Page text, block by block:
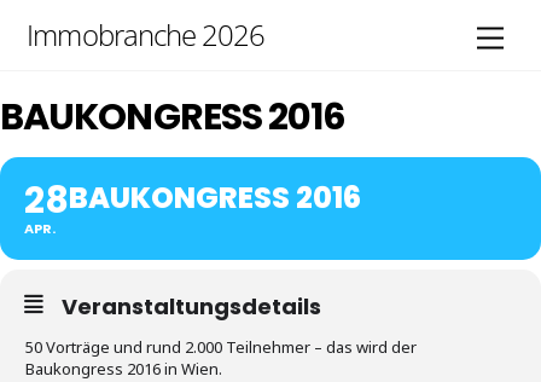
Immobranche 2026
BAUKONGRESS 2016
28
APR.
BAUKONGRESS 2016
Veranstaltungsdetails
50 Vorträge und rund 2.000 Teilnehmer – das wird der
Baukongress 2016 in Wien.